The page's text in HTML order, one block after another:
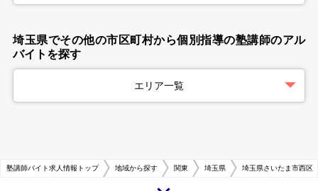
埼玉県でその他の市区町村から個別指導の塾講師のアル
バイトを探す
エリア一覧
塾講師バイト求人情報トップ 地域から探す 関東 埼玉県 埼玉県さいたま市西区